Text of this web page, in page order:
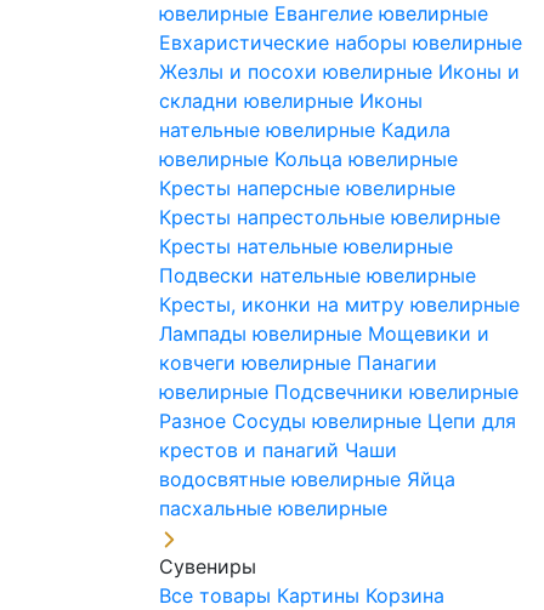
ювелирные Евангелие ювелирные
Евхаристические наборы ювелирные
Жезлы и посохи ювелирные Иконы и
складни ювелирные Иконы
нательные ювелирные Кадила
ювелирные Кольца ювелирные
Кресты наперсные ювелирные
Кресты напрестольные ювелирные
Кресты нательные ювелирные
Подвески нательные ювелирные
Кресты, иконки на митру ювелирные
Лампады ювелирные Мощевики и
ковчеги ювелирные Панагии
ювелирные Подсвечники ювелирные
Разное Сосуды ювелирные Цепи для
крестов и панагий Чаши
водосвятные ювелирные Яйца
пасхальные ювелирные
Сувениры
Все товары Картины Корзина